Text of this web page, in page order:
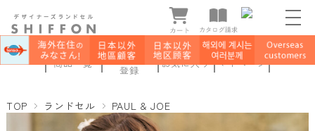
商品一覧
新規会員
登録
お気に入り マイページ
TOP ランドセル PAUL & JOE